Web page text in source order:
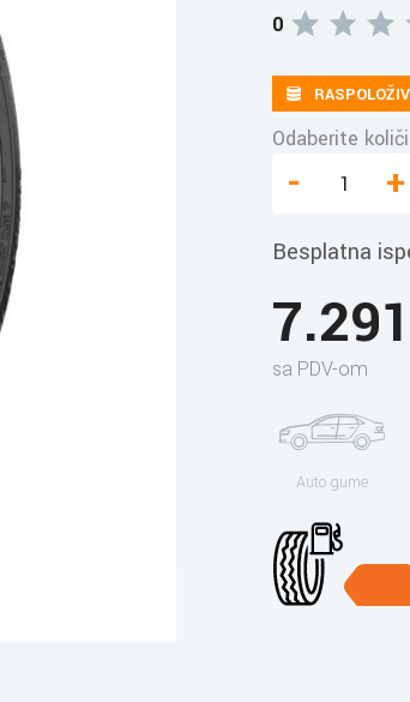
0
Odaberite
- +
Besplatna
sa PDV-om
Auto gume